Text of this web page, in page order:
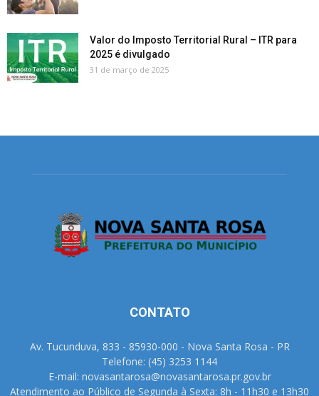
Valor do Imposto Territorial Rural – ITR para
2025 é divulgado
31 de março de 2025
CONTATO
Av. Tucunduva, 833 - 85930-000 - Nova Santa Rosa - PR
Telefone: (45) 3253 1144
E-mail: novasantarosa@novasantarosa.pr.gov.br
Atendimento ao Público de Segunda à Sexta: 8h - 11h30 e 13h30